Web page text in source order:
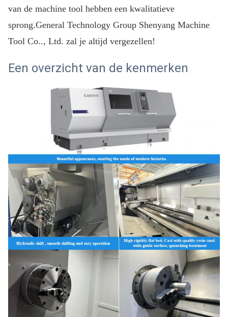
van de machine tool hebben een kwalitatieve
sprong.General Technology Group Shenyang Machine
Tool Co.., Ltd. zal je altijd vergezellen!
Een overzicht van de kenmerken